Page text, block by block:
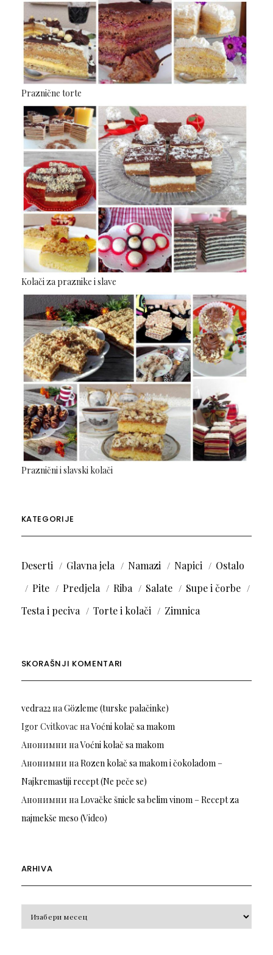
Praznične torte
Kolači za praznike i slave
Praznični i slavski kolači
KATEGORIJE
Deserti Glavna jela Namazi Napici
Ostalo
Pite
Predjela Riba Salate
Supe i čorbe
Testa i peciva
Torte i kolači Zimnica
SKORAŠNJI KOMENTARI
vedra22на Gözleme (turske palačinke)
Igor Cvitkovac наVoćni kolač sa makom
Анонимни наVoćni kolač sa makom
Анонимни на Rozen kolač sa makom i čokoladom –
Najkremastiji recept (Ne peče se)
Анонимни на Lovačke šnicle sa belim vinom – Recept za
najmekše meso (Video)
ARHIVA